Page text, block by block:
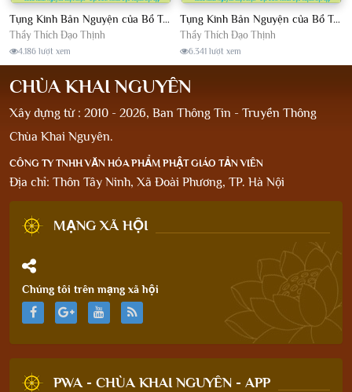
Tụng Kinh Bản Nguyện của Bồ Tát Địa Tạng, (Bản tụng chậm trọn bộ) - ĐĐ.Thích Đạo Thịnh hội tập
Thầy Thích Đạo Thịnh
4.186 lượt xem
Tụng Kinh Bản Nguyện của Bồ Tát Địa Tạng, Bản tụng nhanh trọn bộ - ĐĐ.Thích Đạo Thịnh hội tập
Thầy Thích Đạo Thịnh
6.341 lượt xem
CHÙA KHAI NGUYÊN
Xây dựng từ : 2010 - 2026, Ban Thông Tin - Truyền Thông
Chùa Khai Nguyên.
CÔNG TY TNHH VĂN HÓA PHẨM PHẬT GIÁO TẢN VIÊN
Địa chỉ: Thôn Tây Ninh, Xã Đoài Phương, TP. Hà Nội
MẠNG XÃ HỘI
Chúng tôi trên mạng xã hội
PWA - CHÙA KHAI NGUYÊN - APP